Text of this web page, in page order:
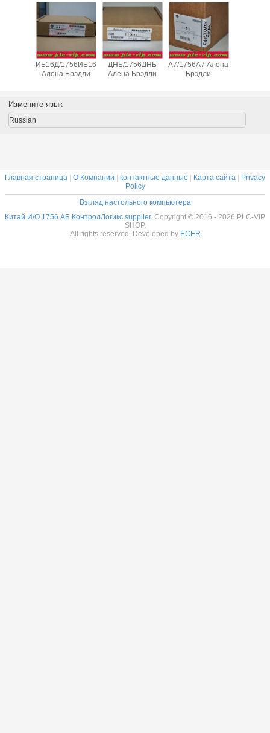
ПЛК 1756-
ИБ16Д/1756ИБ16Д
Алена Брэдли
ПЛК 1756-
ДНБ/1756ДНБ
Алена Брэдли
ПЛК 1756-
А7/1756А7 Алена
Брэдли
Измените язык
Russian
Главная страница О Компании контактные данные Карта сайта
Privacy
Policy
Взгляд настольного компьютера
Китай И/О 1756 АБ КонтролЛогикс supplier. Copyright © 2016 - 2026 PLC-VIP
SHOP.
All rights reserved. Developed by ECER